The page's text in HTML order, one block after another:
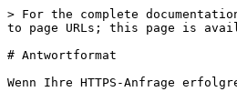
> For the complete
to page URLs; this page is
# Antwortformat
Wenn Ihre HTTPS-Anfrage